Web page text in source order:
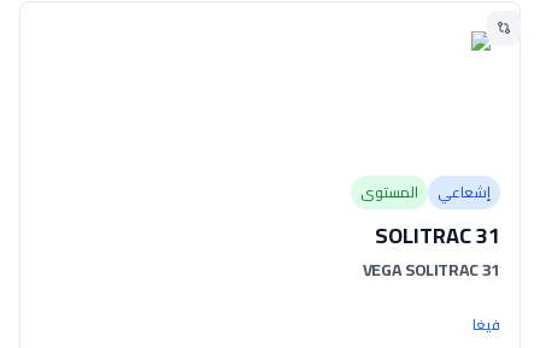
إشعاعي المستوى
SOLITRAC 31
VEGA SOLITRAC 31
فيغا